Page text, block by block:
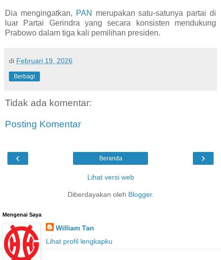
Dia mengingatkan, PAN merupakan satu-satunya partai di
luar Partai Gerindra yang secara konsisten mendukung
Prabowo dalam tiga kali pemilihan presiden.
di Februari 19, 2026
Berbagi
Tidak ada komentar:
Posting Komentar
‹ ›
Beranda
Lihat versi web
Diberdayakan oleh Blogger.
Mengenai Saya
William Tan
Lihat profil lengkapku